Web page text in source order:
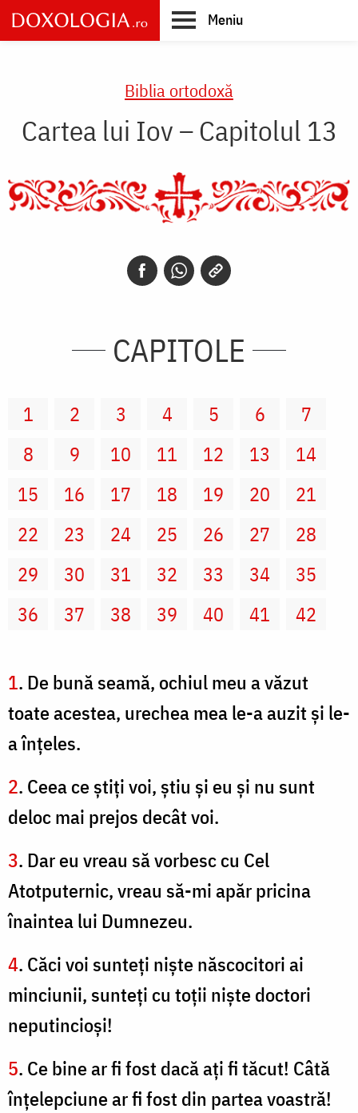
Skip
to
main
Meniu
Biblia ortodoxă
Cartea lui Iov – Capitolul 13
CAPITOLE
1 2 3 4 5 6
7
8
9 10 11 12 13
14
15
16 17 18 19 20
21
22
23 24 25 26 27
28
29
30 31 32 33 34
35
36
37 38 39 40 41 42
1. De bună seamă, ochiul meu a văzut
toate acestea, urechea mea le-a auzit şi le-
a înţeles.
2. Ceea ce ştiţi voi, ştiu şi eu şi nu sunt
deloc mai prejos decât voi.
3. Dar eu vreau să vorbesc cu Cel
Atotputernic, vreau să-mi apăr pricina
înaintea lui Dumnezeu.
4. Căci voi sunteţi nişte născocitori ai
minciunii, sunteţi cu toţii nişte doctori
neputincioşi!
5. Ce bine ar fi fost dacă aţi fi tăcut! Câtă
înţelepciune ar fi fost din partea voastră!